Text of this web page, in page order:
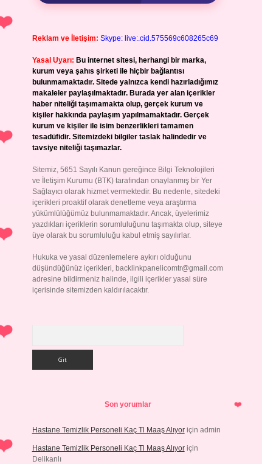
Reklam ve İletişim: Skype: live:.cid.575569c608265c69
Yasal Uyarı: Bu internet sitesi, herhangi bir marka,
kurum veya şahıs şirketi ile hiçbir bağlantısı
bulunmamaktadır. Sitede yalnızca kendi hazırladığımız
makaleler paylaşılmaktadır. Burada yer alan içerikler
haber niteliği taşımamakta olup, gerçek kurum ve
kişiler hakkında paylaşım yapılmamaktadır. Gerçek
kurum ve kişiler ile isim benzerlikleri tamamen
tesadüfidir. Sitemizdeki bilgiler taslak halindedir ve
tavsiye niteliği taşımazlar.
Sitemiz, 5651 Sayılı Kanun gereğince Bilgi Teknolojileri
ve İletişim Kurumu (BTK) tarafından onaylanmış bir Yer
Sağlayıcı olarak hizmet vermektedir. Bu nedenle, sitedeki
içerikleri proaktif olarak denetleme veya araştırma
yükümlülüğümüz bulunmamaktadır. Ancak, üyelerimiz
yazdıkları içeriklerin sorumluluğunu taşımakta olup, siteye
üye olarak bu sorumluluğu kabul etmiş sayılırlar.
Hukuka ve yasal düzenlemelere aykırı olduğunu
düşündüğünüz içerikleri, backlinkpanelicomtr@gmail.com
adresine bildirmeniz halinde, ilgili içerikler yasal süre
içerisinde sitemizden kaldırılacaktır.
Son yorumlar
Hastane Temizlik Personeli Kaç Tl Maaş Alıyoriçin admin
Hastane Temizlik Personeli Kaç Tl Maaş Alıyoriçin
Delikanlı